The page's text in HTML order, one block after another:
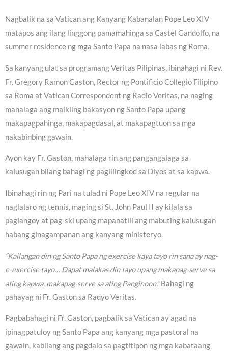
Nagbalik na sa Vatican ang Kanyang Kabanalan Pope Leo XIV
matapos ang ilang linggong pamamahinga sa Castel Gandolfo, na
summer residence ng mga Santo Papa na nasa labas ng Roma.
Sa kanyang ulat sa programang Veritas Pilipinas, ibinahagi ni Rev.
Fr. Gregory Ramon Gaston, Rector ng Pontificio Collegio Filipino
sa Roma at Vatican Correspondent ng Radio Veritas, na naging
mahalaga ang maikling bakasyon ng Santo Papa upang
makapagpahinga, makapagdasal, at makapagtuon sa mga
nakabinbing gawain.
Ayon kay Fr. Gaston, mahalaga rin ang pangangalaga sa
kalusugan bilang bahagi ng paglilingkod sa Diyos at sa kapwa.
Ibinahagi rin ng Pari na tulad ni Pope Leo XIV na regular na
naglalaro ng tennis, maging si St. John Paul II ay kilala sa
paglangoy at pag-ski upang mapanatili ang mabuting kalusugan
habang ginagampanan ang kanyang ministeryo.
“Kailangan din ng Santo Papa ng exercise kaya tayo rin sana ay nag-
e-exercise tayo… Dapat malakas din tayo upang makapag-serve sa
ating kapwa, makapag-serve sa ating Panginoon.”Bahagi ng
pahayag ni Fr. Gaston sa Radyo Veritas.
Pagbabahagi ni Fr. Gaston, pagbalik sa Vatican ay agad na
ipinagpatuloy ng Santo Papa ang kanyang mga pastoral na
gawain, kabilang ang pagdalo sa pagtitipon ng mga kabataang